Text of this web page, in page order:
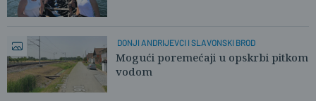
DONJI ANDRIJEVCI I SLAVONSKI BROD
Mogući poremećaji u opskrbi pitkom
vodom